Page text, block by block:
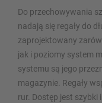
Do przechowywania
nadają się regały do
zaprojektowany
jak i poziomy system
systemu są jego
magazynie. Regały
rur. Dostęp jest szybki